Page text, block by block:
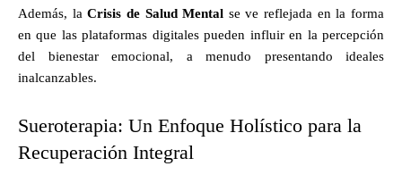
Además, laCrisis de Salud Mental se ve reflejada en la forma
en que las plataformas digitales pueden influir en la percepción
del bienestar emocional, a menudo presentando ideales
inalcanzables.
Sueroterapia: Un Enfoque Holístico para la
Recuperación Integral